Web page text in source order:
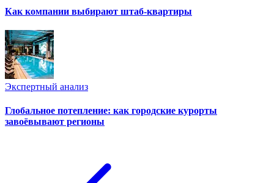
Как компании выбирают штаб-квартиры
Экспертный анализ
Глобальное потепление: как городские курорты
завоёвывают регионы